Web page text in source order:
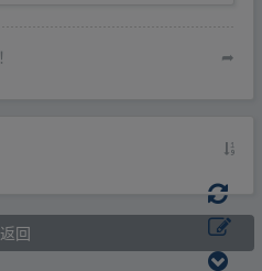
➦
返回